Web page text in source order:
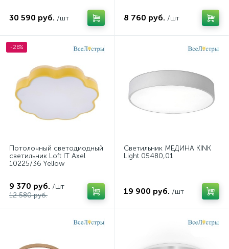
30 590 руб. /шт 8 760 руб. /шт
-26%
Потолочный светодиодный
светильник Loft IT Axel
10225/36 Yellow
9 370 руб. /шт
12 580 руб.
Светильник МЕДИНА KINK
Light 05480,01
19 900 руб. /шт